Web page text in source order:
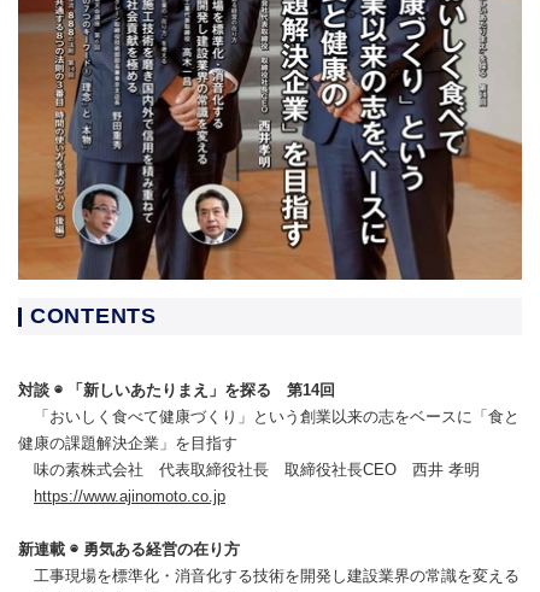
CONTENTS
対談 ◉ 「新しいあたりまえ」を探る 第14回
「おいしく食べて健康づくり」という創業以来の志をベースに「食と
健康の課題解決企業」を目指す
味の素株式会社 代表取締役社長 取締役社長CEO 西井 孝明
https://www.ajinomoto.co.jp
新連載 ◉ 勇気ある経営の在り方
工事現場を標準化・消音化する技術を開発し建設業界の常識を変える